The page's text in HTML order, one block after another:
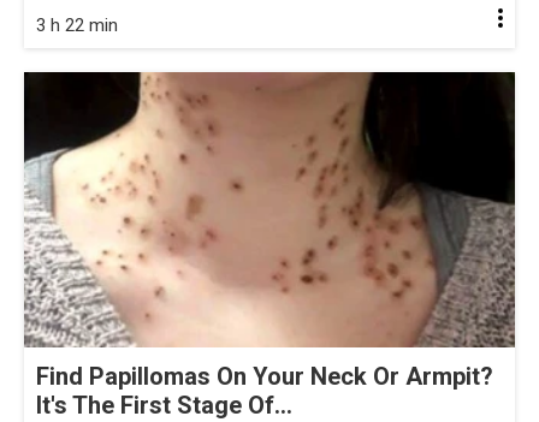
3 h 22 min
Find Papillomas On Your Neck Or Armpit?
It's The First Stage Of...